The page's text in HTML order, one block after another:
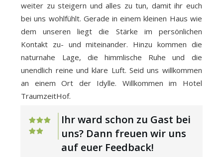
weiter zu steigern und alles zu tun, damit ihr euch
bei uns wohlfühlt. Gerade in einem kleinen Haus wie
dem unseren liegt die Stärke im persönlichen
Kontakt zu- und miteinander. Hinzu kommen die
naturnahe Lage, die himmlische Ruhe und die
unendlich reine und klare Luft. Seid uns willkommen
an einem Ort der Idylle. Willkommen im Hotel
TraumzeitHof.
Ihr ward schon zu Gast bei
uns? Dann freuen wir uns
auf euer Feedback!